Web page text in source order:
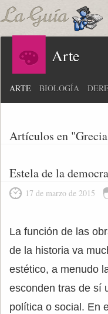
Arte
ARTE BIOLOGÍA
Artículos en
Estela de la
17 de marzo de 2015
La función de las
de la historia va
estético, a menudo
esconden tras de sí
política o social. En